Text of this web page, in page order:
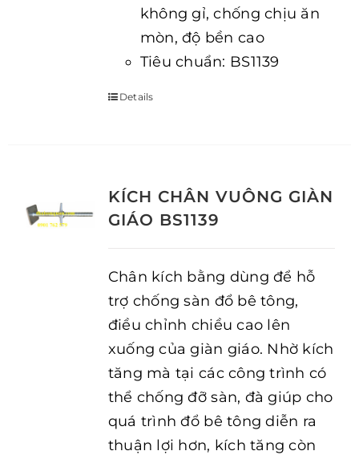
không gỉ, chống chịu ăn
mòn, độ bền cao
Tiêu chuẩn: BS1139
Details
KÍCH CHÂN VUÔNG GIÀN
GIÁO BS1139
Chân kích bằng dùng để hỗ
trợ chống sàn đổ bê tông,
điều chỉnh chiều cao lên
xuống của giàn giáo. Nhờ kích
tăng mà tại các công trình có
thể chống đỡ sàn, đà giúp cho
quá trình đổ bê tông diễn ra
thuận lợi hơn, kích tăng còn